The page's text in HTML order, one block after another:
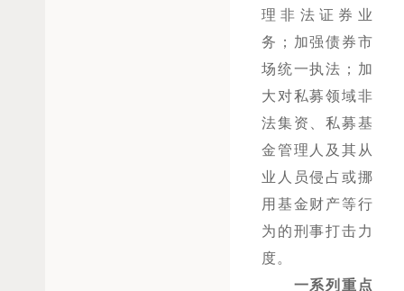
理非法证券业
务；加强债券市
场统一执法；加
大对私募领域非
法集资、私募基
金管理人及其从
业人员侵占或挪
用基金财产等行
为的刑事打击力
度。
一系列重点